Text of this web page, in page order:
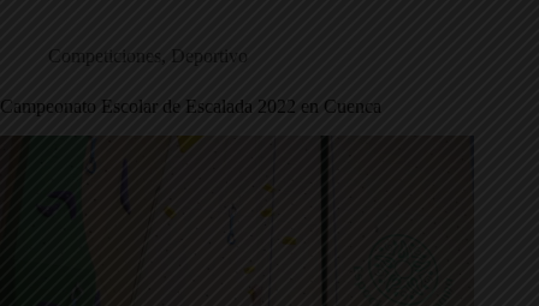
Competiciones, Deportivo
Campeonato Escolar de Escalada 2022 en Cuenca